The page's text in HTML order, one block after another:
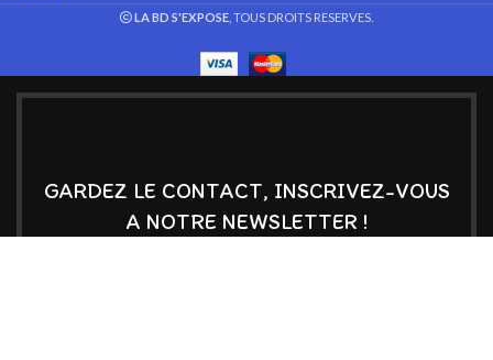
LA BD S'EXPOSE , TOUS DROITS RESERVES.
GARDEZ LE CONTACT, INSCRIVEZ-VOUS
A NOTRE NEWSLETTER !